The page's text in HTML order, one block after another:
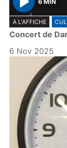
P
l
a
y
6 MIN
A L'AFFICHE
Concert de
6 Nov 2025